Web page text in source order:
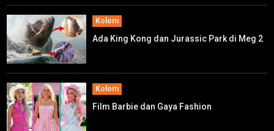
Kolom
Ada King Kong dan Jurassic Park di Meg 2
Kolom
Film Barbie dan Gaya Fashion